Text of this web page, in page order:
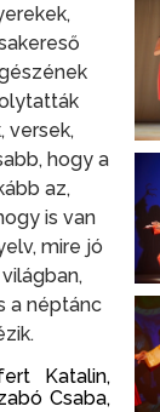
versek,
hogy a
az,
is van
mire jó
a néptánc
Katalin,
Csaba,